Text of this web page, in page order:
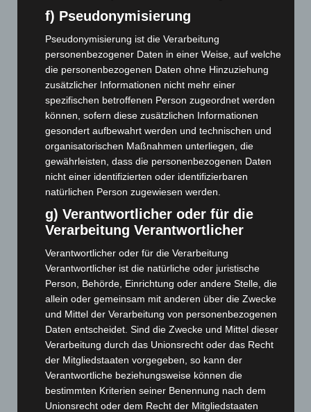
Februar 2026(109)
Januar 2026(122)
Dezember 2025(103)
November 2025(114)
Oktober 2025(112)
September 2025(93)
August 2025(90)
Juli 2025 (90)
Juni 2025(103)
Mai 2025(112)
April 2025(88)
März 2025(111)
Februar 2025(96)
Januar 2025(88)
Dezember 2024(89)
November 2024(94)
Oktober 2024(93)
September 2024(112)
August 2024
(107)
f) Pseudonymisierung
Pseudonymisierung ist die Verarbeitung
personenbezogener Daten in einer Weise, auf welche
die personenbezogenen Daten ohne Hinzuziehung
zusätzlicher Informationen nicht mehr einer
spezifischen betroffenen Person zugeordnet werden
können, sofern diese zusätzlichen Informationen
gesondert aufbewahrt werden und technischen und
organisatorischen Maßnahmen unterliegen, die
gewährleisten, dass die personenbezogenen Daten
nicht einer identifizierten oder identifizierbaren
natürlichen Person zugewiesen werden.
g) Verantwortlicher oder für die
Verarbeitung Verantwortlicher
Verantwortlicher oder für die Verarbeitung
Verantwortlicher ist die natürliche oder juristische
Person, Behörde, Einrichtung oder andere Stelle, die
allein oder gemeinsam mit anderen über die Zwecke
und Mittel der Verarbeitung von personenbezogenen
Daten entscheidet. Sind die Zwecke und Mittel dieser
Verarbeitung durch das Unionsrecht oder das Recht
der Mitgliedstaaten vorgegeben, so kann der
Verantwortliche beziehungsweise können die
bestimmten Kriterien seiner Benennung nach dem
Unionsrecht oder dem Recht der Mitgliedstaaten